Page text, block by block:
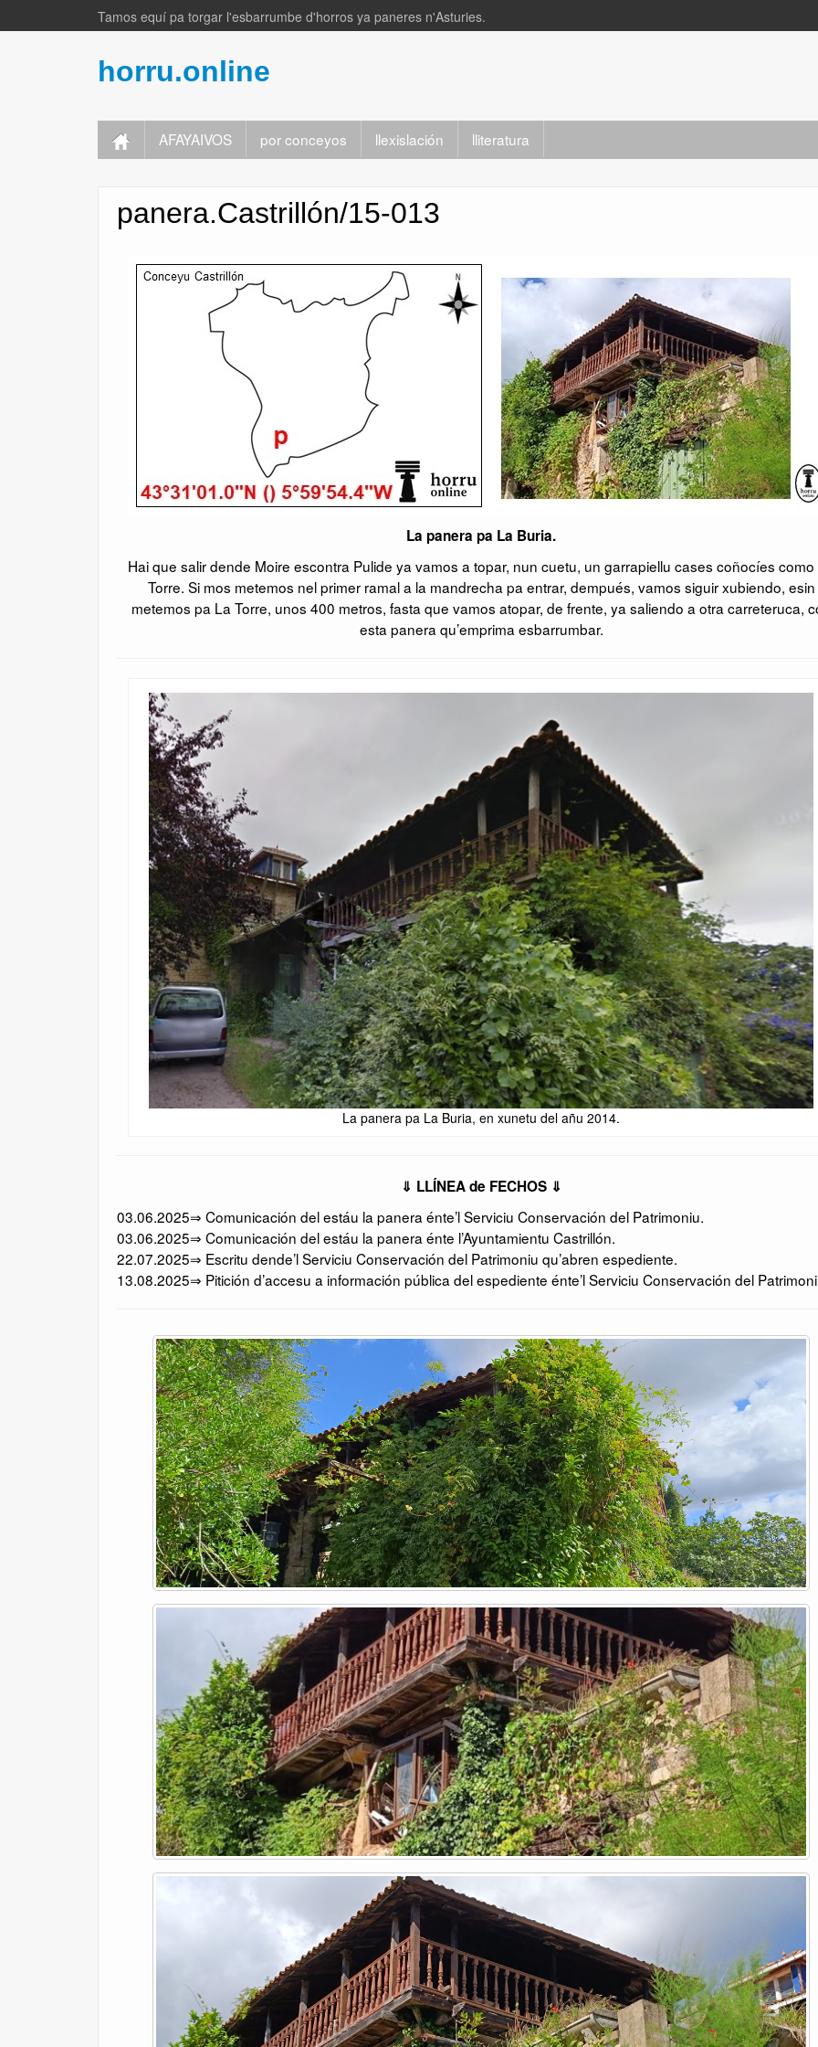
Tamos equí pa torgar l'esbarrumbe d'horros ya paneres n'Asturies.
horru.online
AFAYAIVOS por conceyos llexislación lliteratura
panera.Castrillón/15-013
La panera pa La Buria.
Hai que salir dende Moire escontra Pulide ya vamos a topar, nun cuetu, un garrapiellu cases coñocíes
Torre. Si mos metemos nel primer ramal a la mandrecha pa entrar, dempués, vamos siguir xubiendo, esin
metemos pa La Torre, unos 400 metros, fasta que vamos atopar, de frente, ya saliendo a otra carreteruca,
esta panera qu’emprima esbarrumbar.
La panera pa La Buria, en xunetu del añu 2014.
⇓ LLÍNEA de FECHOS ⇓
03.06.2025⇒ Comunicación del estáu la panera énte’l Serviciu Conservación del Patrimoniu.
03.06.2025⇒ Comunicación del estáu la panera énte l’Ayuntamientu Castrillón.
22.07.2025⇒ Escritu dende’l Serviciu Conservación del Patrimoniu qu’abren espediente.
13.08.2025⇒ Pitición d’accesu a información pública del espediente énte’l Serviciu Conservación del